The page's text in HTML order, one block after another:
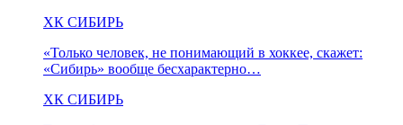
ХК СИБИРЬ
«Только человек, не понимающий в хоккее, скажет:
«Сибирь» вообще бесхарактерно…
ХК СИБИРЬ